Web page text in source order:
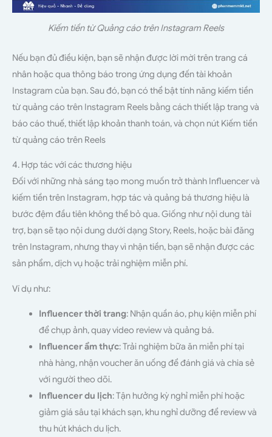
Kiếm tiền từ Quảng cáo trên Instagram Reels
Nếu bạn đủ điều kiện, bạn sẽ nhận được lời mời trên trang cá
nhân hoặc qua thông báo trong ứng dụng đến tài khoản
Instagram của bạn. Sau đó, bạn có thể bật tính năng kiếm tiền
từ quảng cáo trên Instagram Reels bằng cách thiết lập trang và
báo cáo thuế, thiết lập khoản thanh toán, và chọn nút Kiếm tiền
từ quảng cáo trên Reels
4. Hợp tác với các thương hiệu
Đối với những nhà sáng tạo mong muốn trở thành Influencer và
kiếm tiền trên Instagram, hợp tác và quảng bá thương hiệu là
bước đệm đầu tiên không thể bỏ qua. Giống như nội dung tài
trợ, bạn sẽ tạo nội dung dưới dạng Story, Reels, hoặc bài đăng
trên Instagram, nhưng thay vì nhận tiền, bạn sẽ nhận được các
sản phẩm, dịch vụ hoặc trải nghiệm miễn phí.
Ví dụ như:
Influencer thời trang: Nhận quần áo, phụ kiện miễn phí
để chụp ảnh, quay video review và quảng bá.
Influencer ẩm thực: Trải nghiệm bữa ăn miễn phí tại
nhà hàng, nhận voucher ăn uống để đánh giá và chia sẻ
với người theo dõi.
Influencer du lịch: Tận hưởng kỳ nghỉ miễn phí hoặc
giảm giá sâu tại khách sạn, khu nghỉ dưỡng để review và
thu hút khách du lịch.